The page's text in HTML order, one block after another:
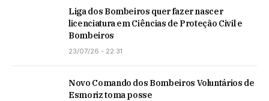
Liga dos Bombeiros quer fazer nascer
licenciatura em Ciências de Proteção Civil e
Bombeiros
23/07/26 - 22:31
Novo Comando dos Bombeiros Voluntários de
Esmoriz toma posse